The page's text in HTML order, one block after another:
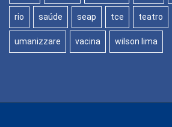
rio saúde seap tce teatro
umanizzare vacina wilson lima